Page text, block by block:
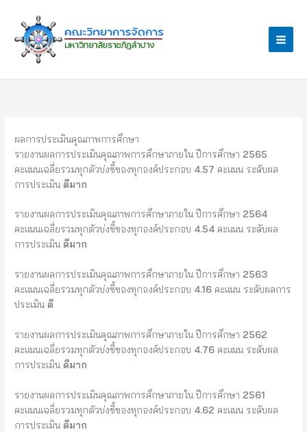
content
ผลการประเมินคุณภาพการศึกษา
รายงานผลการประเมินคุณภาพการศึกษาภายใน ปีการศึกษา 2565
คะแนนเฉลี่ยรวมทุกตัวบ่งชี้ของทุกองค์ประกอบ 4.57 คะแนน ระดับผล
การประเมิน ดีมาก
รายงานผลการประเมินคุณภาพการศึกษาภายใน ปีการศึกษา 2564
คะแนนเฉลี่ยรวมทุกตัวบ่งชี้ของทุกองค์ประกอบ 4.54 คะแนน ระดับผล
การประเมิน ดีมาก
รายงานผลการประเมินคุณภาพการศึกษาภายใน ปีการศึกษา 2563
คะแนนเฉลี่ยรวมทุกตัวบ่งชี้ของทุกองค์ประกอบ 4.16 คะแนน ระดับผลการ
ประเมิน ดี
รายงานผลการประเมินคุณภาพการศึกษาภายใน ปีการศึกษา 2562
คะแนนเฉลี่ยรวมทุกตัวบ่งชี้ของทุกองค์ประกอบ 4.76 คะแนน ระดับผล
การประเมิน ดีมาก
รายงานผลการประเมินคุณภาพการศึกษาภายใน ปีการศึกษา 2561
คะแนนเฉลี่ยรวมทุกตัวบ่งชี้ของทุกองค์ประกอบ 4.62 คะแนน ระดับผล
การประเมิน ดีมาก